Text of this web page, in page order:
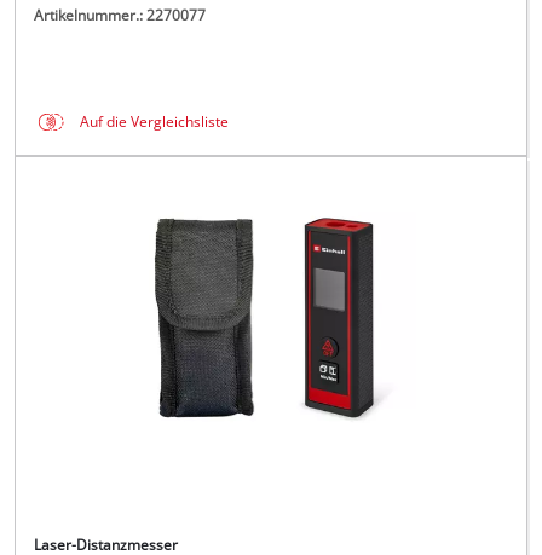
Artikelnummer.: 2270077
Auf die Vergleichsliste
Laser-Distanzmesser